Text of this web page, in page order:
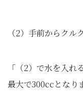
（2）手前からクル
「（2）で水を入れ
最大で300ccとなり